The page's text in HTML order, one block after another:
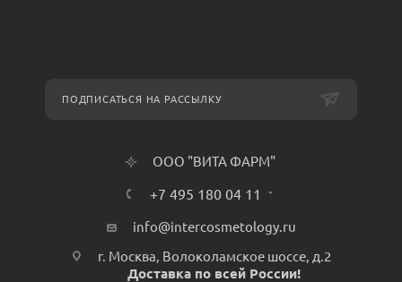
ПОДПИСАТЬСЯ НА РАССЫЛКУ
ООО "ВИТА ФАРМ"
+7 495 180 04 11
info@intercosmetology.ru
г. Москва, Волоколамское шоссе, д.2
Доставка по всей России!